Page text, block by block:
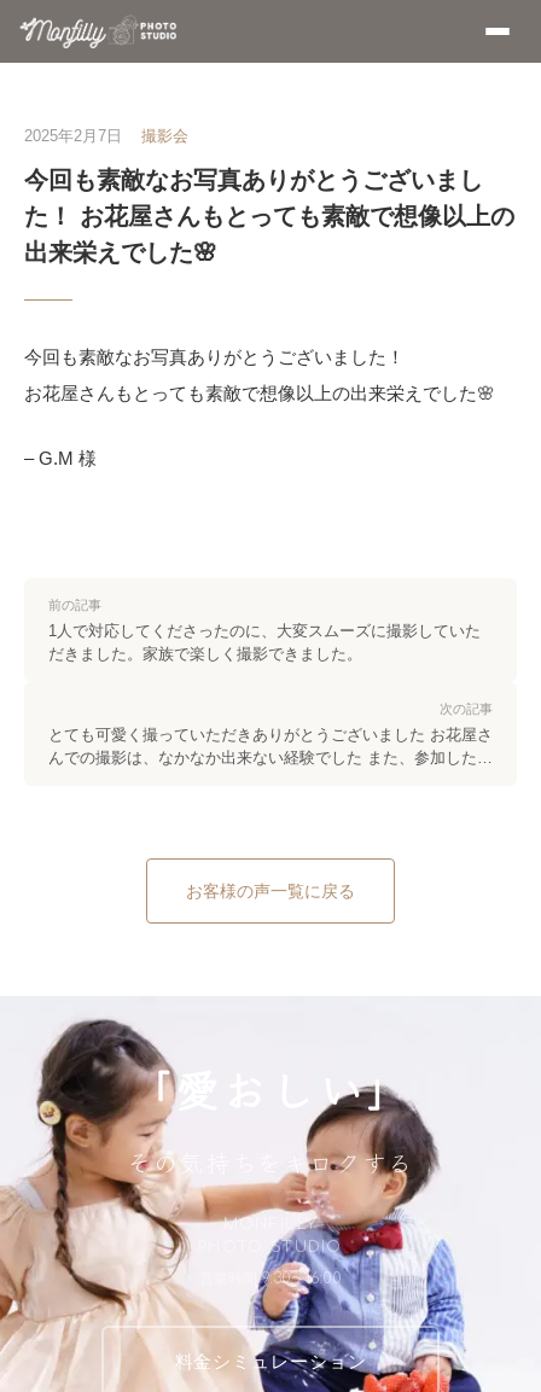
2025年2月7日 撮影会
今回も素敵なお写真ありがとうございまし
た！ お花屋さんもとっても素敵で想像以上の
出来栄えでした🌸
今回も素敵なお写真ありがとうございました！
お花屋さんもとっても素敵で想像以上の出来栄えでした🌸
– G.M 様
前の記事
1人で対応してくださったのに、大変スムーズに撮影していた
だきました。家族で楽しく撮影できました。
次の記事
とても可愛く撮っていただきありがとうございました お花屋さ
んでの撮影は、なかなか出来ない経験でした また、参加したい
お客様の声一覧に戻る
「愛おしい」
その気持ちをキロクする
MONFILLY
PHOTO STUDIO
営業時間 9:30〜16:00
料金シミュレーション